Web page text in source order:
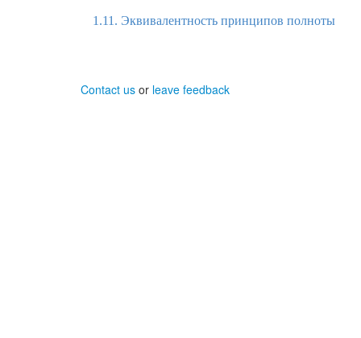
1.11. Эквивалентность принципов полноты
Contact us or leave feedback